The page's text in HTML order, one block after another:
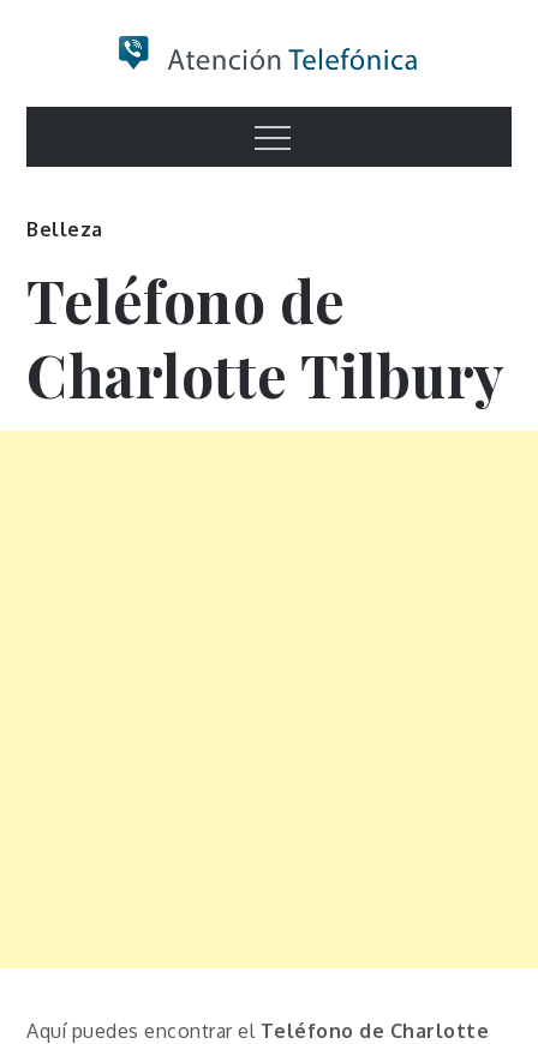
Numero de
Información
Menu
Belleza
Teléfono de
Charlotte Tilbury
Aquí puedes encontrar el Teléfono de Charlotte